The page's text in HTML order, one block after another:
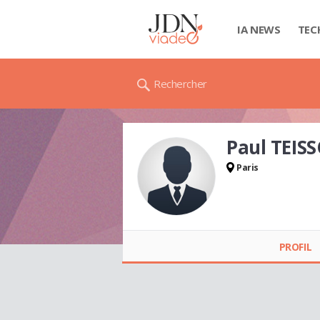
IA NEWS
Rechercher
Paul
Paris
PROFIL